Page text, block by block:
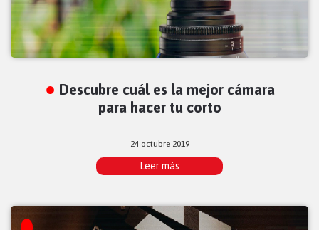
Descubre cuál es la mejor cámara
para hacer tu corto
24 octubre 2019
Leer más